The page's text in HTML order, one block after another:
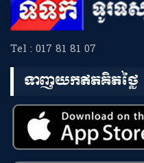
Tel : 017 81 81 07
ទាញយកឥតគិតថ្លៃ